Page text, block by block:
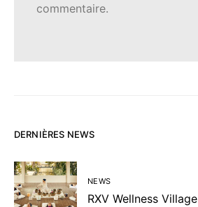
commentaire.
DERNIÈRES NEWS
NEWS
RXV Wellness Village